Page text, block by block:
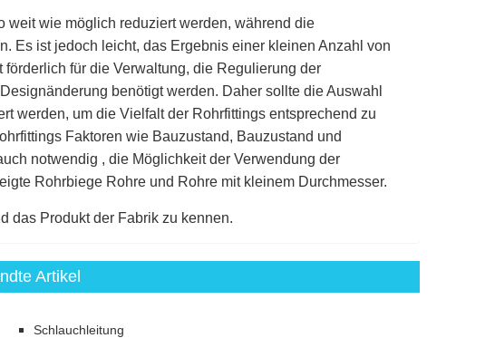
weit wie möglich reduziert werden, während die
Es ist jedoch leicht, das Ergebnis einer kleinen Anzahl von
für die Verwaltung, die Regulierung der
benötigt werden. Daher sollte die Auswahl
werden, um die Vielfalt der Rohrfittings entsprechend zu
Faktoren wie Bauzustand, Bauzustand und
notwendig , die Möglichkeit der Verwendung der
Rohrbiege Rohre und Rohre mit kleinem Durchmesser.
das Produkt der Fabrik zu kennen.
Artikel
Schlauchleitung